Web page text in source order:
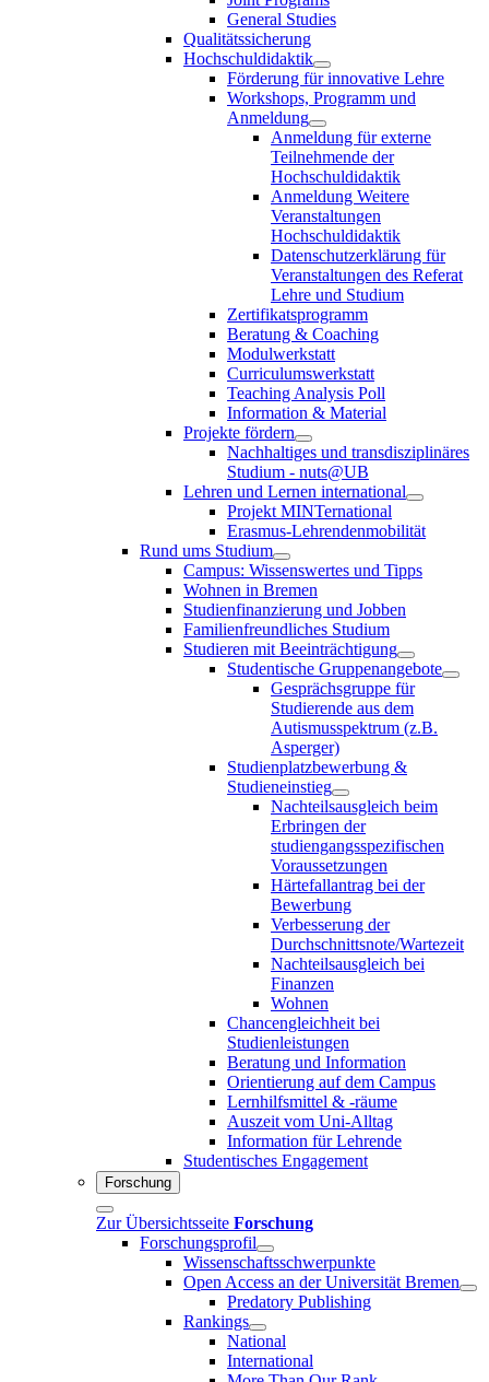
General Studies
Qualitätssicherung
Hochschuldidaktik
Förderung für innovative Lehre
Workshops, Programm und
Anmeldung
Anmeldung für externe
Teilnehmende der
Hochschuldidaktik
Anmeldung Weitere
Veranstaltungen
Hochschuldidaktik
Datenschutzerklärung für
Veranstaltungen des Referat
Lehre und Studium
Zertifikatsprogramm
Beratung & Coaching
Modulwerkstatt
Curriculumswerkstatt
Teaching Analysis Poll
Information & Material
Projekte fördern
Nachhaltiges und transdisziplinäres
Studium - nuts@UB
Lehren und Lernen international
Projekt MINTernational
Erasmus-Lehrendenmobilität
Rund ums Studium
Campus: Wissenswertes und Tipps
Wohnen in Bremen
Studienfinanzierung und Jobben
Familienfreundliches Studium
Studieren mit Beeinträchtigung
Studentische Gruppenangebote
Gesprächsgruppe für
Studierende aus dem
Autismusspektrum (z.B.
Asperger)
Studienplatzbewerbung &
Studieneinstieg
Nachteilsausgleich beim
Erbringen der
studiengangsspezifischen
Voraussetzungen
Härtefallantrag bei der
Bewerbung
Verbesserung der
Durchschnittsnote/Wartezeit
Nachteilsausgleich bei
Finanzen
Wohnen
Chancengleichheit bei
Studienleistungen
Beratung und Information
Orientierung auf dem Campus
Lernhilfsmittel & -räume
Auszeit vom Uni-Alltag
Information für Lehrende
Studentisches Engagement
Forschung
Zur Übersichtsseite Forschung
Forschungsprofil
Wissenschaftsschwerpunkte
Open Access an der Universität Bremen
Predatory Publishing
Rankings
National
International